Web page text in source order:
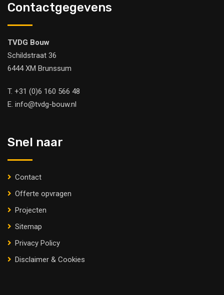
Contactgegevens
TVDG Bouw
Schildstraat 36
6444 XM Brunssum
T. +31 (0)6 160 566 48
E. info@tvdg-bouw.nl
Snel naar
Contact
Offerte opvragen
Projecten
Sitemap
Privacy Policy
Disclaimer & Cookies